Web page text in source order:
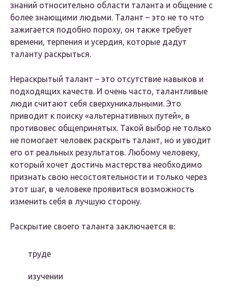
знаний относительно области таланта и общение с
более знающими людьми. Талант – это не то что
зажигается подобно пороху, он также требует
времени, терпения и усердия, которые дадут
таланту раскрыться.
Нераскрытый талант – это отсутствие навыков и
подходящих качеств. И очень часто, талантливые
люди считают себя сверхуникальными. Это
приводит к поиску «альтернативных путей», в
противовес общепринятых. Такой выбор не только
не помогает человек раскрыть талант, но и уводит
его от реальных результатов. Любому человеку,
который хочет достичь мастерства необходимо
признать свою несостоятельности и только через
этот шаг, в человеке проявиться возможность
изменить себя в лучшую сторону.
Раскрытие своего таланта заключается в:
труде
изучении